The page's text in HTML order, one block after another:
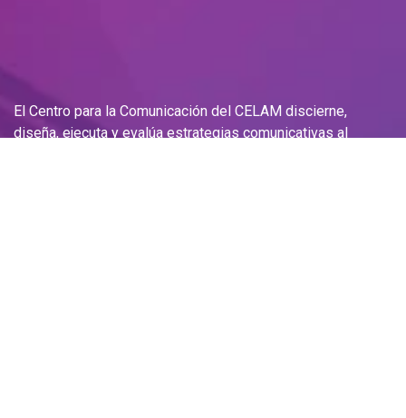
El Centro para la Comunicación del CELAM discierne,
diseña, ejecuta y evalúa estrategias comunicativas al